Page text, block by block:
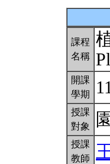
課程
名稱
開課
學期
授課
對象
授課
教師